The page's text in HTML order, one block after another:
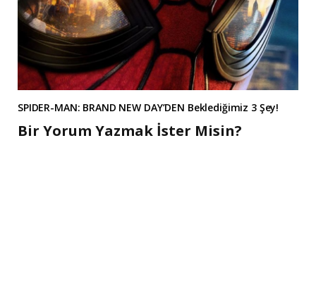
SPIDER-MAN: BRAND NEW DAY’DEN Beklediğimiz 3 Şey!
Bir Yorum Yazmak İster Misin?